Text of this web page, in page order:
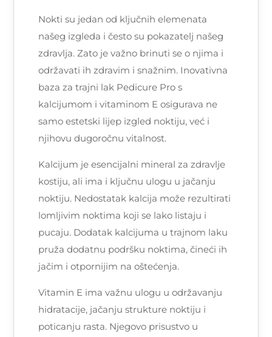
Nokti su jedan od ključnih elemenata
našeg izgleda i često su pokazatelj našeg
zdravlja. Zato je važno brinuti se o njima i
održavati ih zdravim i snažnim. Inovativna
baza za trajni lak Pedicure Pro s
kalcijumom i vitaminom E osigurava ne
samo estetski lijep izgled noktiju, već i
njihovu dugoročnu vitalnost.
Kalcijum je esencijalni mineral za zdravlje
kostiju, ali ima i ključnu ulogu u jačanju
noktiju. Nedostatak kalcija može rezultirati
lomljivim noktima koji se lako listaju i
pucaju. Dodatak kalcijuma u trajnom laku
pruža dodatnu podršku noktima, čineći ih
jačim i otpornijim na oštećenja.
Vitamin E ima važnu ulogu u održavanju
hidratacije, jačanju strukture noktiju i
poticanju rasta. Njegovo prisustvo u